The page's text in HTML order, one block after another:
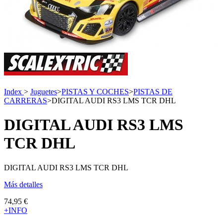
Index > Juguetes>PISTAS Y COCHES>PISTAS DE
CARRERAS>DIGITAL AUDI RS3 LMS TCR DHL
DIGITAL AUDI RS3 LMS
TCR DHL
DIGITAL AUDI RS3 LMS TCR DHL
Más detalles
74,95 €
+INFO